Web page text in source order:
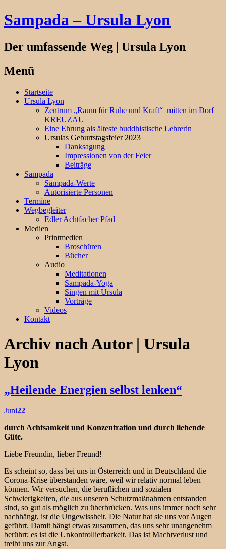
Sampada – Ursula Lyon
Der umfassende Weg | Ursula Lyon
Menü
Springe
zum
Startseite
Ursula Lyon
Zentrum „Raum für Ruhe und Kraft“ mitten im Dorf
KREUZAU
Eine Ehrung als älteste buddhistische Lehrerin
Ursulas Geburtstagsfeier 2023
Danksagung
Impressionen von der Feier
Beiträge
Sampada
Sampada-Werte
Autorisierte Personen
Termine
Wegbegleiter
Edler Achtfacher Pfad
Medien
Printmedien
Broschüren
Bücher
Audio
Meditationen
Sampada-Yoga
Singen mit Ursula
Vorträge
Videos
Kontakt
Archiv nach Autor | Ursula
Lyon
„Heilende Energien selbst lenken“
Juni22
durch Achtsamkeit und Konzentration und durch liebende
Güte.
Liebe Freundin, lieber Freund!
Es scheint so, dass bei uns in Österreich und in Deutschland die
Corona-Krise überstanden wäre, weil wir relativ normal leben
können. Wir versuchen, die beruflichen und sozialen
Schwierigkeiten, die aus unseren Schutzmaßnahmen entstanden
sind, so gut als möglich zu überbrücken. Was uns immer noch sehr
nachhängt, ist die Ungewissheit. Die Natur hat sie uns vor Augen
geführt. Damit hängt etwas zusammen, das uns sehr unangenehm
berührt; es ist die Unkontrollierbarkeit. Das ist Machtverlust und
treibt uns zur Angst.